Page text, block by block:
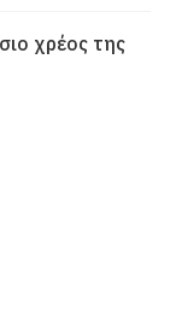
χρέος της